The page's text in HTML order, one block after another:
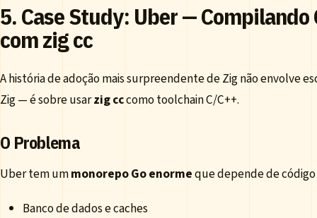
5. Case Study: Uber — Compilando
com zig cc
A história de adoção mais surpreendente de Zig não envolve
Zig — é sobre usarzig cccomo toolchain C/C++.
O Problema
Uber tem ummonorepo Go enormeque depende de código
Banco de dados e caches